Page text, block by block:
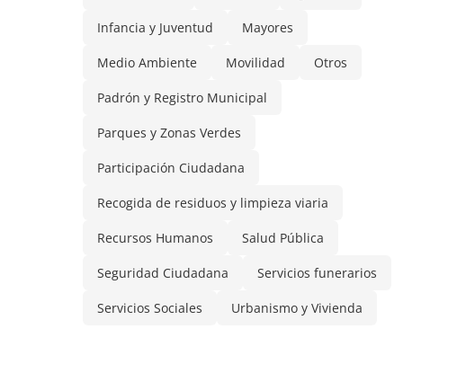
Infancia y Juventud Mayores
Medio Ambiente Movilidad Otros
Padrón y Registro Municipal
Parques y Zonas Verdes
Participación Ciudadana
Recogida de residuos y limpieza viaria
Recursos Humanos Salud Pública
Seguridad Ciudadana Servicios funerarios
Servicios Sociales Urbanismo y Vivienda